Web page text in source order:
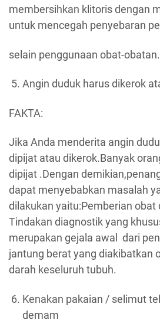
membersihkan klitoris dengan
untuk mencegah penyebaran
selain penggunaan obat-obatan.
Angin duduk harus dikerok
FAKTA:
Jika Anda menderita angin
dipijat atau dikerok.Banyak
dipijat .Dengan
dapat menyebabkan masalah
dilakukan yaitu:Pemberian obat
Tindakan diagnostik yang
merupakan gejala awal dari
jantung berat yang diakibatkan
darah keseluruh tubuh.
Kenakan pakaian / selimut
demam